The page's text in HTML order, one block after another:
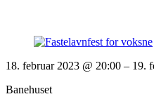
18. februar 2023 @ 20:00 – 19.
Banehuset